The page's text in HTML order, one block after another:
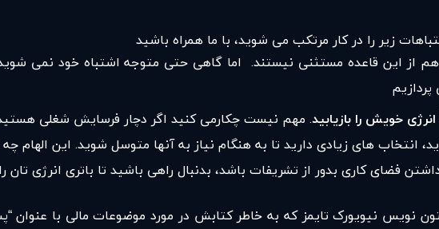
زیر را در کار مرتکب می شوید، با ما همراه باشید
خویش را بازیابید. مهم نیست چکارمی کنید اگر دچار فرسایش شغلی هستید
انتخاب های زیادی دارید تا به هنگام نیاز به آنها متوسل شوید. این
فضای کاری بدور از تشریفات باشد، بدنبال راهی باشید تا باتری انرژی تان
نویس نیویورک تایمز که به خاطر کتابش در مورد موضوعات مالی با